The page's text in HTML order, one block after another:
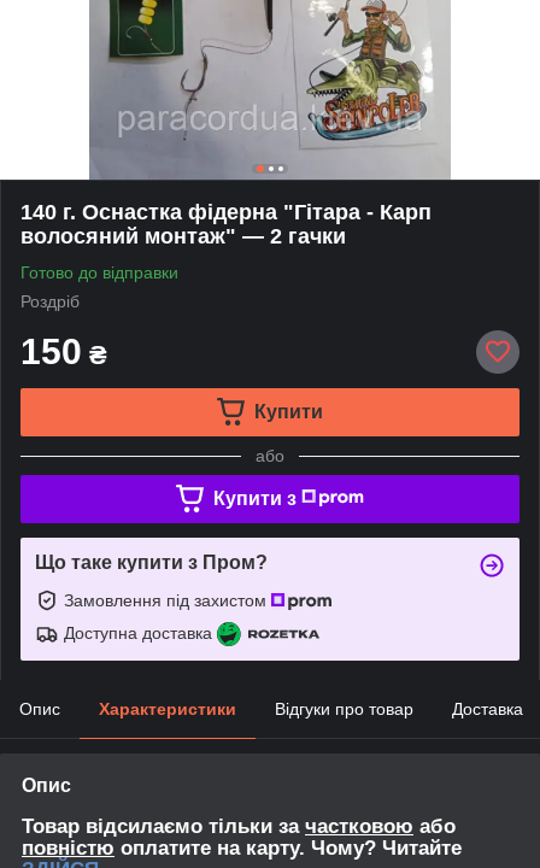
140 г. Оснастка фідерна "Гітара - Карп
волосяний монтаж" — 2 гачки
Готово до відправки
Роздріб
150 ₴
Купити
або
Купити з
Що таке купити з Пром?
Замовлення під захистом
Доступна доставка
Опис Характеристики Відгуки про товар Доставка
Опис
Товар відсилаємо тільки за частковою або
повністю оплатите на карту. Чому? Читайте